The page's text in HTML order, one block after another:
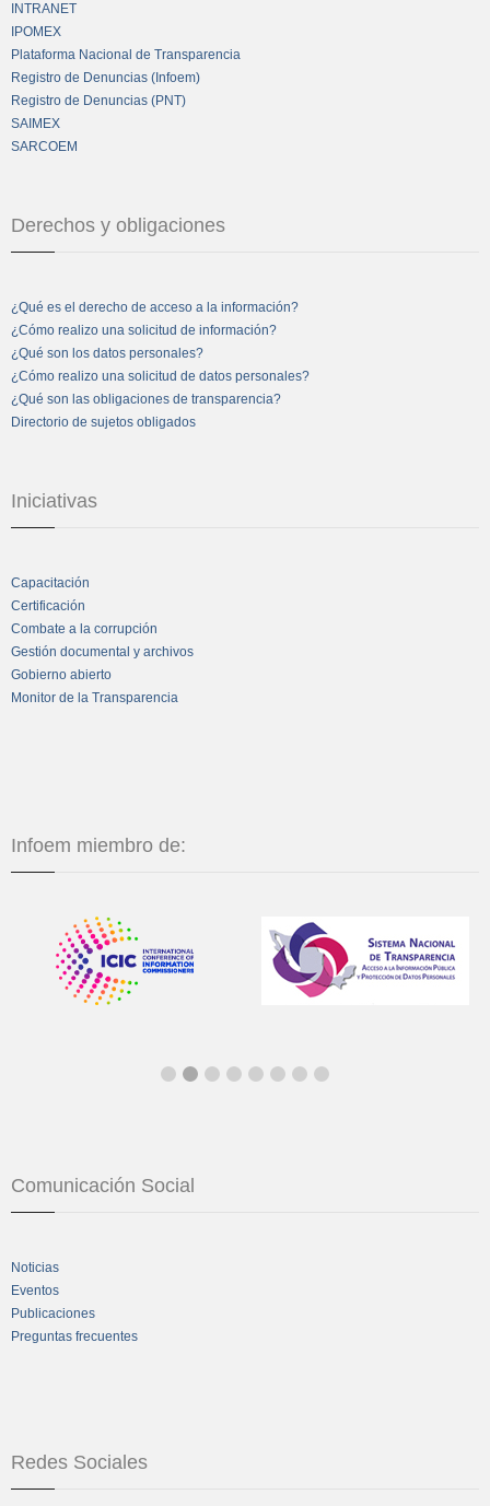
INTRANET
IPOMEX
Plataforma Nacional de Transparencia
Registro de Denuncias (Infoem)
Registro de Denuncias (PNT)
SAIMEX
SARCOEM
Derechos y obligaciones
¿Qué es el derecho de acceso a la información?
¿Cómo realizo una solicitud de información?
¿Qué son los datos personales?
¿Cómo realizo una solicitud de datos personales?
¿Qué son las obligaciones de transparencia?
Directorio de sujetos obligados
Iniciativas
Capacitación
Certificación
Combate a la corrupción
Gestión documental y archivos
Gobierno abierto
Monitor de la Transparencia
Infoem miembro de:
Comunicación Social
Noticias
Eventos
Publicaciones
Preguntas frecuentes
Redes Sociales